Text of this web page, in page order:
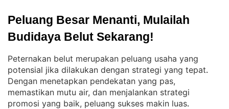
Peluang Besar Menanti, Mulailah
Budidaya Belut Sekarang!
Peternakan belut merupakan peluang usaha yang
potensial jika dilakukan dengan strategi yang tepat
Dengan menetapkan pendekatan yang pas,
memastikan mutu air, dan menjalankan strategi
promosi yang baik, peluang sukses makin luas.